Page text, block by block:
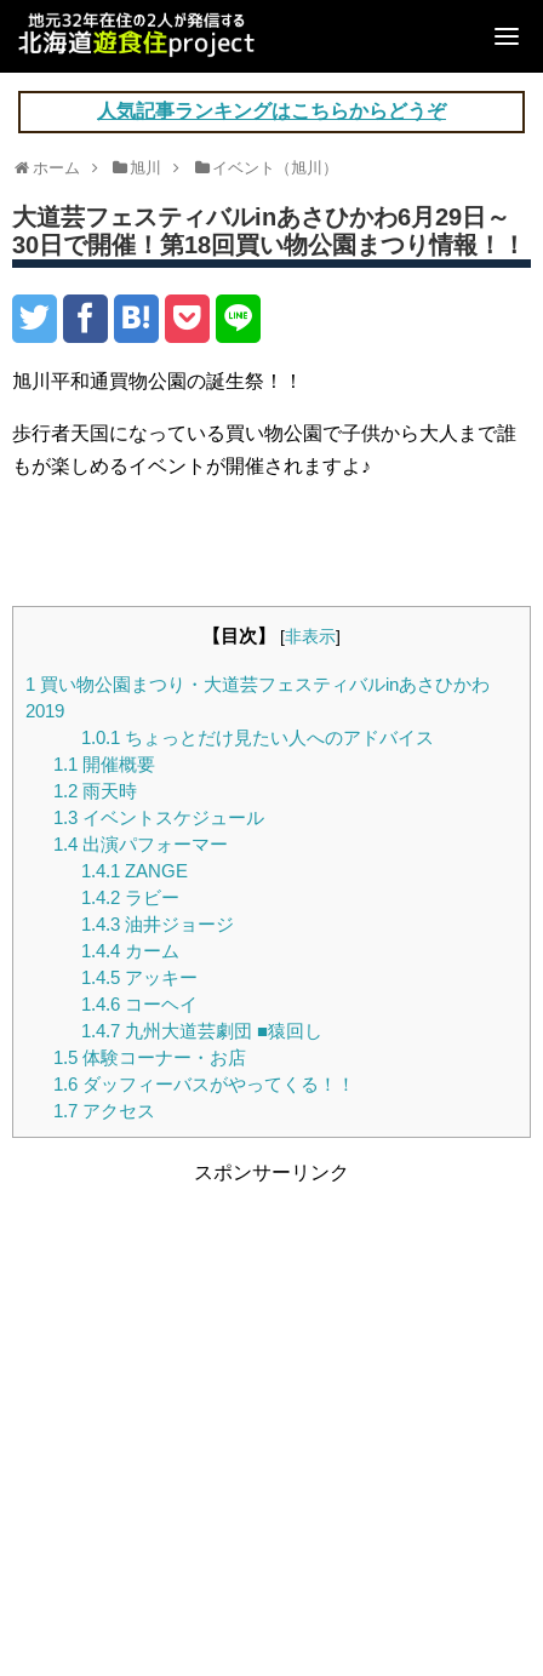
人気記事ランキングはこちらからどうぞ
ホーム 旭川 イベント（旭川）
大道芸フェスティバルinあさひかわ6月29日～
30日で開催！第18回買い物公園まつり情報！！
旭川平和通買物公園の誕生祭！！
歩行者天国になっている買い物公園で子供から大人まで誰
もが楽しめるイベントが開催されますよ♪
【目次】 [非表示]
1 買い物公園まつり・大道芸フェスティバルinあさひかわ
2019
1.0.1 ちょっとだけ見たい人へのアドバイス
1.1 開催概要
1.2雨天時
1.3イベントスケジュール
1.4出演パフォーマー
1.4.1 ZANGE
1.4.2ラビー
1.4.3油井ジョージ
1.4.4カーム
1.4.5アッキー
1.4.6コーヘイ
1.4.7九州大道芸劇団 ■猿回し
1.5体験コーナー・お店
1.6ダッフィーバスがやってくる！！
1.7アクセス
スポンサーリンク